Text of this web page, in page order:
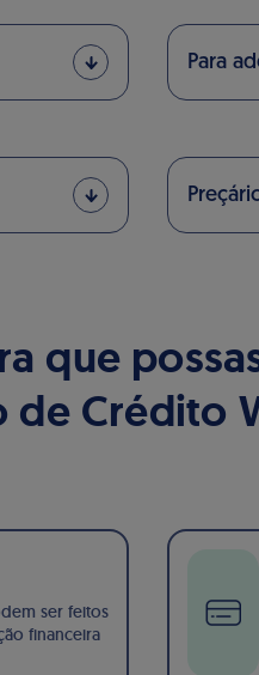
Para
que
de Crédito
ser feitos
financeira